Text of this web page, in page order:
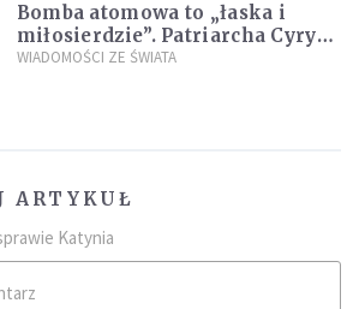
Bomba atomowa to „łaska i
miłosierdzie”. Patriarcha Cyryl
wychwala Putina
WIADOMOŚCI ZE ŚWIATA
ARTYKUŁ
Katynia